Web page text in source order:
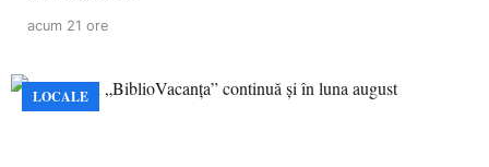
acum 21 ore
LOCALE